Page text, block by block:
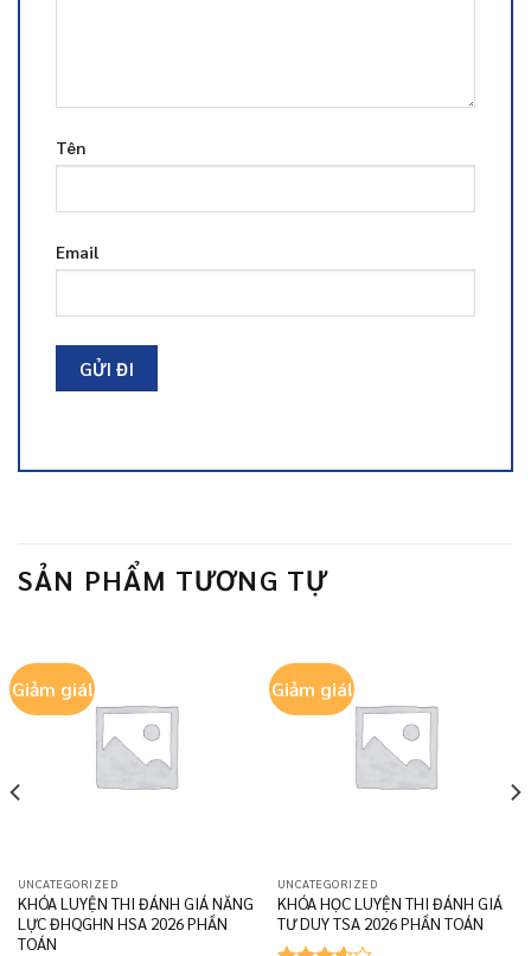
Tên
Email
SẢN PHẨM TƯƠNG TỰ
Giảm giá!
UNCATEGORIZED
KHÓA LUYỆN THI ĐÁNH GIÁ NĂNG
LỰC ĐHQGHN HSA 2026 PHẦN
TOÁN
Giảm giá!
UNCATEGORIZED
KHÓA HỌC LUYỆN THI ĐÁNH GIÁ
TƯ DUY TSA 2026 PHẦN TOÁN